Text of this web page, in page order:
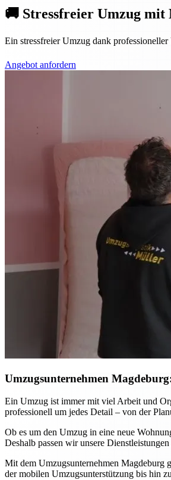
🚚 Stressfreier Umzug mit
Ein stressfreier Umzug dank
Angebot anfordern
Umzugsunternehmen
Ein Umzug ist immer mit viel Arbeit und
professionell um jedes Detail – von der
Ob es um den Umzug in eine neue
Deshalb passen wir unsere
Mit dem Umzugsunternehmen Magdeburg
der mobilen Umzugsunterstützung bis hin